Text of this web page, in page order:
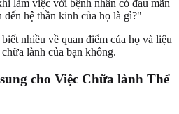
làm việc với bệnh nhân có đau mãn
đến hệ thần kinh của họ là gì?"
nhiều về quan điểm của họ và liệu
lành của bạn không.
cho Việc Chữa lành Thể